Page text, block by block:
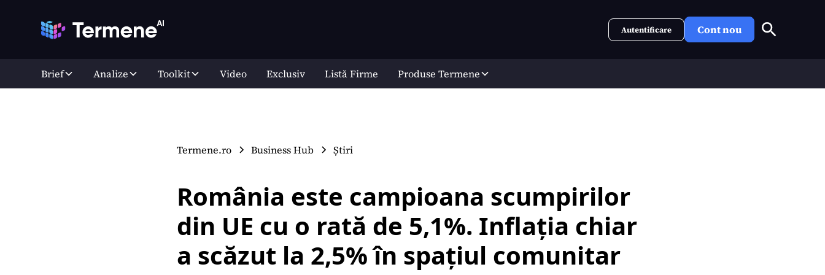
Autentificare Cont nou
Brief Analize Toolkit Video Exclusiv Listă Firme Produse Termene
Termene.ro Business Hub Știri
România este campioana scumpirilor
din UE cu o rată de 5,1%. Inflația chiar
a scăzut la 2,5% în spațiul comunitar